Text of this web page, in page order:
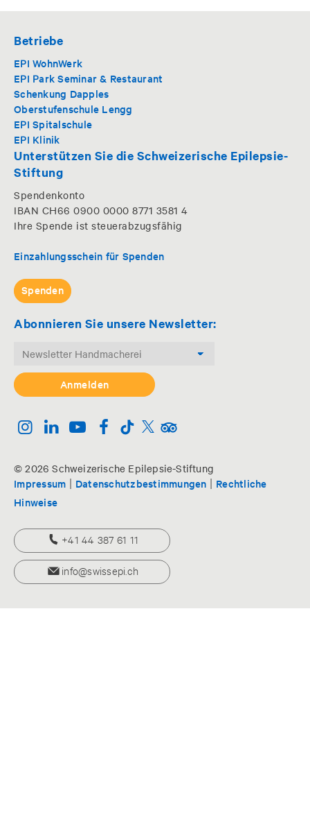
Betriebe
EPI WohnWerk
EPI Park Seminar & Restaurant
Schenkung Dapples
Oberstufenschule Lengg
EPI Spitalschule
EPI Klinik
Unterstützen Sie die Schweizerische Epilepsie-
Stiftung
Spendenkonto
IBAN CH66 0900 0000 8771 3581 4
Ihre Spende ist steuerabzugsfähig
Einzahlungsschein für Spenden
Spenden
Abonnieren Sie unsere Newsletter:
© 2026 Schweizerische Epilepsie-Stiftung
Impressum | Datenschutzbestimmungen | Rechtliche
Hinweise
+41 44 387 61 11
info@swissepi.ch